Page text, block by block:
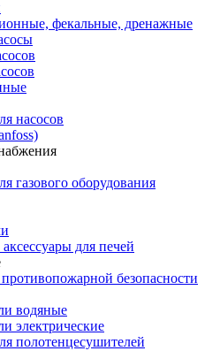
фекальные, дренажные
насосов
газового оборудования
для печей
безопасности
водяные
электрические
полотенцесушителей